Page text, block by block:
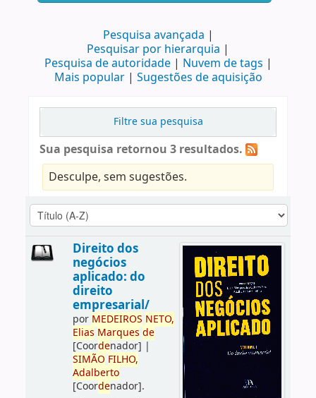
Pesquisa avançada
Pesquisar por hierarquia
Pesquisa de autoridade
Nuvem de tags
Mais popular
Sugestões de aquisição
Filtre sua pesquisa
Sua pesquisa retornou 3 resultados.
Desculpe, sem sugestões.
Direito dos
negócios
aplicado: do
direito
empresarial/
por MEDEIROS NETO,
Elias Marques de
[Coordenador] |
SIMÃO FILHO,
Adalberto
[Coordenador].